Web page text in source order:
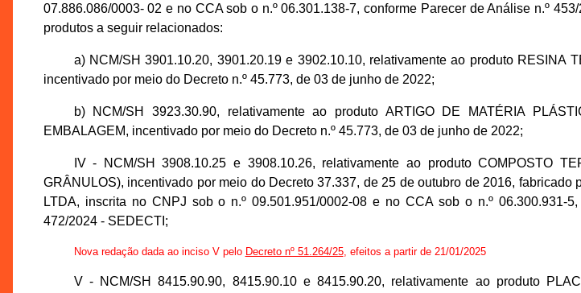
07.886.086/0003- 02 e no CCA sob o n.º 06.301.138-7, conforme Parecer de Análise n.º
produtos a seguir relacionados:
a) NCM/SH 3901.10.20, 3901.20.19 e 3902.10.10, relativamente ao produto RESINA
incentivado por meio do Decreto n.º 45.773, de 03 de junho de 2022;
b) NCM/SH 3923.30.90, relativamente ao produto ARTIGO DE MATÉRIA
EMBALAGEM, incentivado por meio do Decreto n.º 45.773, de 03 de junho de 2022;
IV - NCM/SH 3908.10.25 e 3908.10.26, relativamente ao produto COMPOSTO
GRÂNULOS), incentivado por meio do Decreto 37.337, de 25 de outubro de 2016,
LTDA, inscrita no CNPJ sob o n.º 09.501.951/0002-08 e no CCA sob o n.º 06.300.931-
472/2024 - SEDECTI;
Nova redação dada ao inciso V pelo Decreto nº 51.264/25, efeitos a partir de 21/01/2025
V - NCM/SH 8415.90.90, 8415.90.10 e 8415.90.20, relativamente ao produto